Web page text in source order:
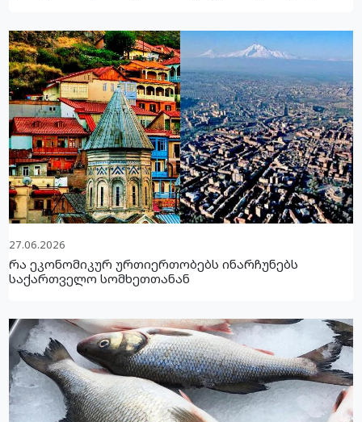
27.06.2026
რა ეკონომიკურ ურთიერთობებს ინარჩუნებს
საქართველო სომხეთთანან